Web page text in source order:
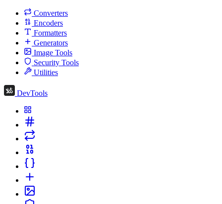
Converters
Encoders
Formatters
Generators
Image Tools
Security Tools
Utilities
DevTools